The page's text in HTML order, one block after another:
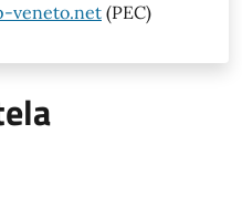
veneto.net (PEC)